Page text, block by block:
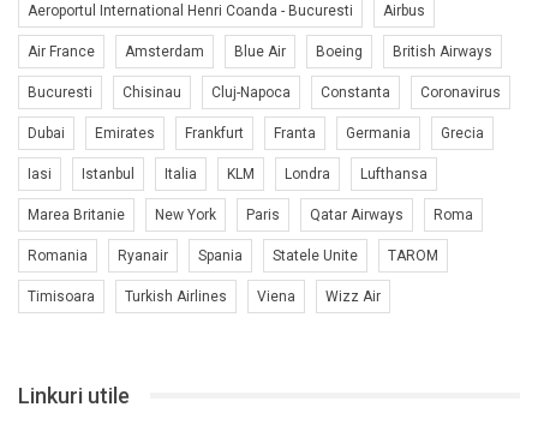
Aeroportul International Henri Coanda - Bucuresti Airbus
Air France Amsterdam Blue Air Boeing British Airways
Bucuresti Chisinau Cluj-Napoca Constanta Coronavirus
Dubai Emirates Frankfurt Franta Germania Grecia
Iasi Istanbul Italia KLM Londra Lufthansa
Marea Britanie New York Paris Qatar Airways Roma
Romania Ryanair Spania Statele Unite TAROM
Timisoara Turkish Airlines Viena Wizz Air
Linkuri utile